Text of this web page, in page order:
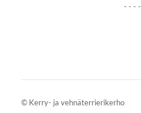
- - - -
© Kerry- ja vehnäterrierikerho